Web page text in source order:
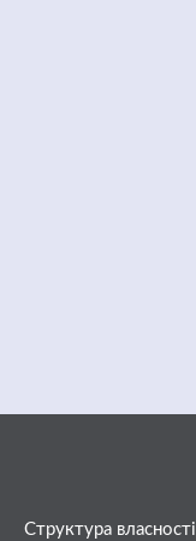
Структура власності